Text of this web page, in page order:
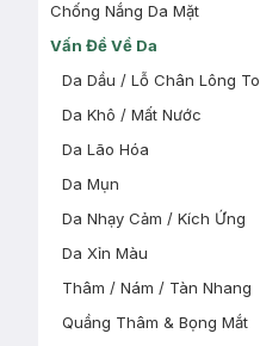
Chống Nắng Da Mặt
Vấn Đề Về Da
Da Dầu / Lỗ Chân Lông To
Da Khô / Mất Nước
Da Lão Hóa
Da Mụn
Da Nhạy Cảm / Kích Ứng
Da Xỉn Màu
Thâm / Nám / Tàn Nhang
Quầng Thâm & Bọng Mắt